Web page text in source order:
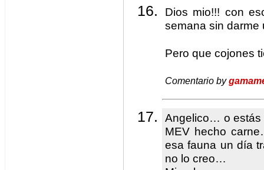
Dios mio!!! con
semana sin darme
Pero que cojones
Comentario by
Angelico… o estás
MEV hecho
esa fauna un día
no lo creo…